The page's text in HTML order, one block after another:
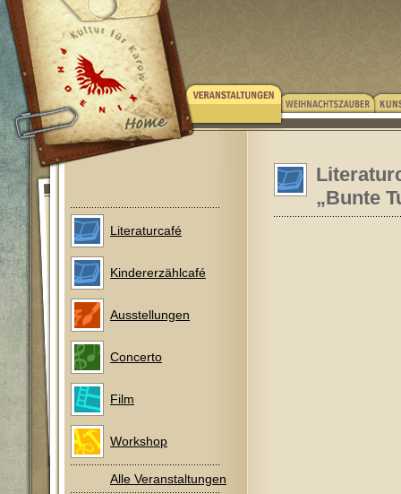
Literaturcafé
Kindererzählcafé
Ausstellungen
Concerto
Film
Workshop
Alle Veranstaltungen
„Bunte